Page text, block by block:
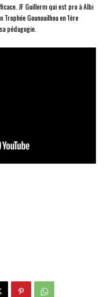
JF Guillerm qui est pro à Albi
Trophée Gounouilhou en 1ère
pédagogie.